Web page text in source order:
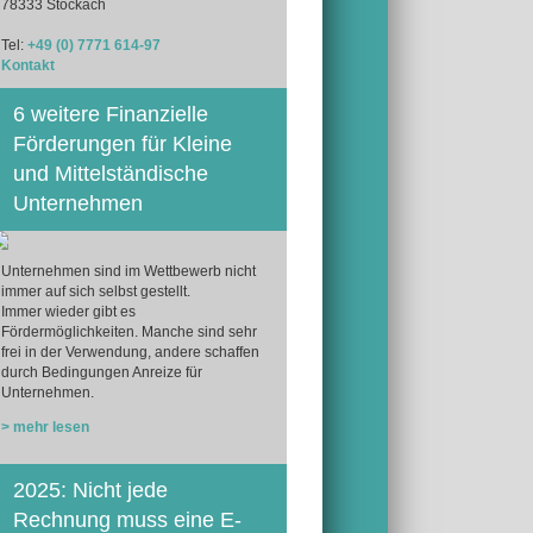
78333 Stockach
Tel: +49 (0) 7771 614-97
Kontakt
6 weitere Finanzielle
Förderungen für Kleine
und Mittelständische
Unternehmen
Unternehmen sind im Wettbewerb nicht
immer auf sich selbst gestellt.
Immer wieder gibt es
Fördermöglichkeiten. Manche sind sehr
frei in der Verwendung, andere schaffen
durch Bedingungen Anreize für
Unternehmen.
> mehr lesen
2025: Nicht jede
Rechnung muss eine E-